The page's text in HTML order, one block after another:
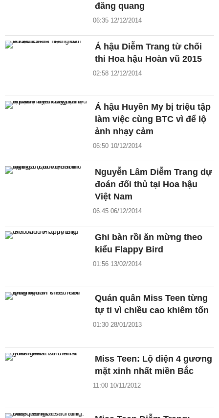
đăng quang
06:35 12/12/2014
Á hậu Diễm Trang từ chối
thi Hoa hậu Hoàn vũ 2015
02:58 12/12/2014
Á hậu Huyền My bị triệu tập
làm việc cùng BTC vì để lộ
ảnh nhạy cảm
06:50 10/12/2014
Nguyễn Lâm Diễm Trang dự
đoán đối thủ tại Hoa hậu
Việt Nam
06:45 06/12/2014
Ghi bàn rồi ăn mừng theo
kiểu Flappy Bird
01:56 13/02/2014
Quán quân Miss Teen từng
tự ti vì chiều cao khiêm tốn
01:30 28/01/2013
Miss Teen: Lộ diện 4 gương
mặt xinh nhất miền Bắc
11:00 10/11/2012